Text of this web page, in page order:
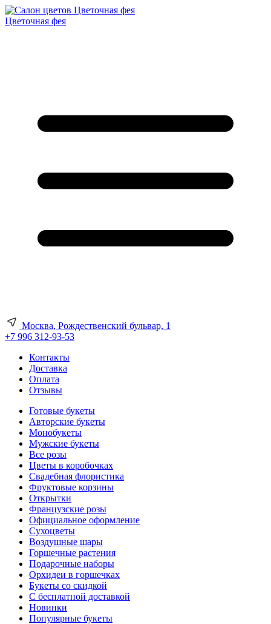
Цветочная фея
Москва, Рождественский бульвар, 1
+7 996 312-93-53
Контакты
Доставка
Оплата
Отзывы
Готовые букеты
Авторские букеты
Монобукеты
Мужские букеты
Все розы
Цветы в коробочках
Свадебная флористика
Фруктовые корзины
Открытки
Французские розы
Официальное оформление
Сухоцветы
Воздушные шары
Горшечные растения
Подарочные наборы
Орхидеи в горшечках
Букеты со скидкой
С бесплатной доставкой
Новинки
Популярные букеты